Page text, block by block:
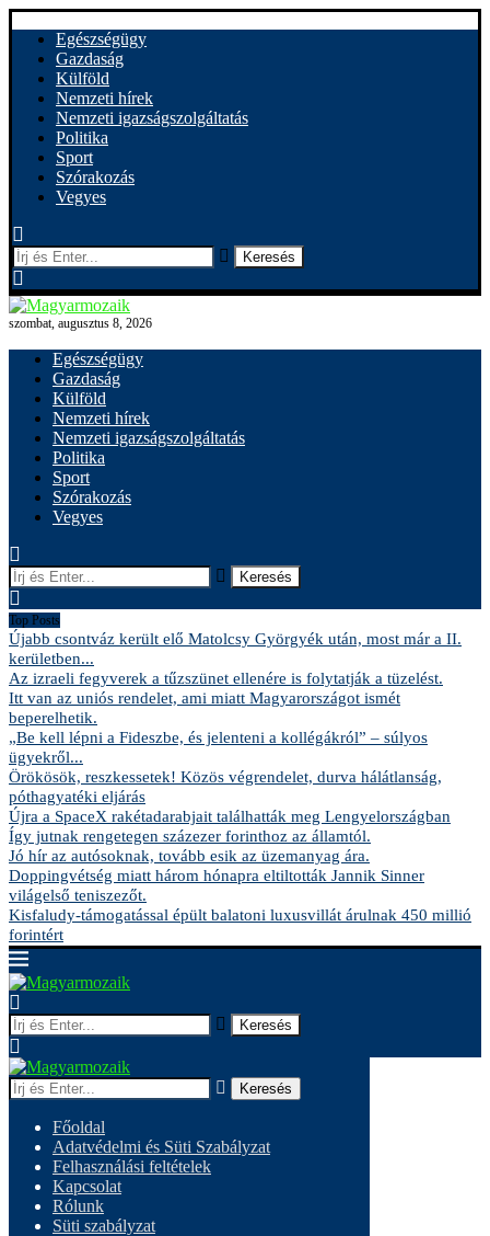
Egészségügy
Gazdaság
Külföld
Nemzeti hírek
Nemzeti igazságszolgáltatás
Politika
Sport
Szórakozás
Vegyes
Keresés
szombat, augusztus 8, 2026
Egészségügy
Gazdaság
Külföld
Nemzeti hírek
Nemzeti igazságszolgáltatás
Politika
Sport
Szórakozás
Vegyes
Keresés
Top Posts
Újabb csontváz került elő Matolcsy Györgyék után, most már a II.
kerületben...
Az izraeli fegyverek a tűzszünet ellenére is folytatják a tüzelést.
Itt van az uniós rendelet, ami miatt Magyarországot ismét
beperelhetik.
„Be kell lépni a Fideszbe, és jelenteni a kollégákról” – súlyos
ügyekről...
Örökösök, reszkessetek! Közös végrendelet, durva hálátlanság,
póthagyatéki eljárás
Újra a SpaceX rakétadarabjait találhatták meg Lengyelországban
Így jutnak rengetegen százezer forinthoz az államtól.
Jó hír az autósoknak, tovább esik az üzemanyag ára.
Doppingvétség miatt három hónapra eltiltották Jannik Sinner
világelső teniszezőt.
Kisfaludy-támogatással épült balatoni luxusvillát árulnak 450 millió
forintért
Keresés
Keresés
Főoldal
Adatvédelmi és Süti Szabályzat
Felhasználási feltételek
Kapcsolat
Rólunk
Süti szabályzat